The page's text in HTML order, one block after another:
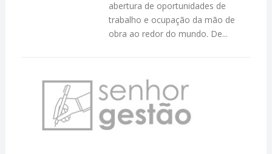
abertura de oportunidades de
trabalho e ocupação da mão de
obra ao redor do mundo. De...